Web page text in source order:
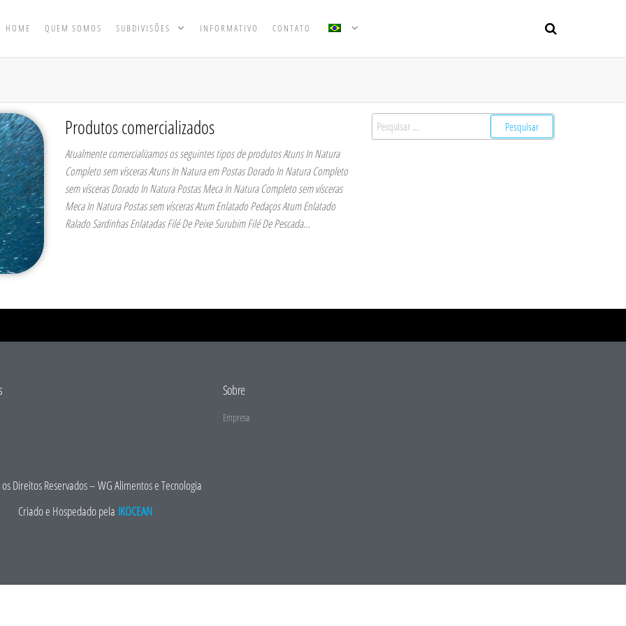
HOME QUEM SOMOS SUBDIVISÕES INFORMATIVO CONTATO
Produtos comercializados
Atualmente comercializamos os seguintes tipos de produtos Atuns In Natura
Completo sem vísceras Atuns In Natura em Postas Dorado In Natura Completo
sem vísceras Dorado In Natura Postas Meca In Natura Completo sem vísceras
Meca In Natura Postas sem vísceras Atum Enlatado Pedaços Atum Enlatado
Ralado Sardinhas Enlatadas Filé De Peixe Surubim Filé De Pescada…
Sobre
Empresa
Direitos Reservados – WG Alimentos e Tecnologia
Criado e Hospedado pela IKOCEAN